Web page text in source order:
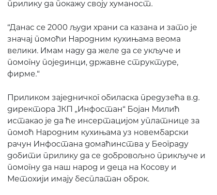
прилику да покажу своју хуманост.
“Данас се 2000 људи храни са казана и зато је
значај помоћи Народним кухињама веома
велики. Имам наду да желе да се укључе и
помогну појединци, државне структуре,
фирме.“
Приликом заједничког обиласка предузећа в.д.
директора ЈКП „Инфостан“ Бојан Милић
истакао је да ће инсертацијом уплатнице за
помоћ Народним кухињама уз новембарски
рачун Инфостана домаћинства у Београду
добити прилику да се добровољно прикључе и
помогну да наш народ и деца на Косову и
Метохији имају бесплатан оброк.